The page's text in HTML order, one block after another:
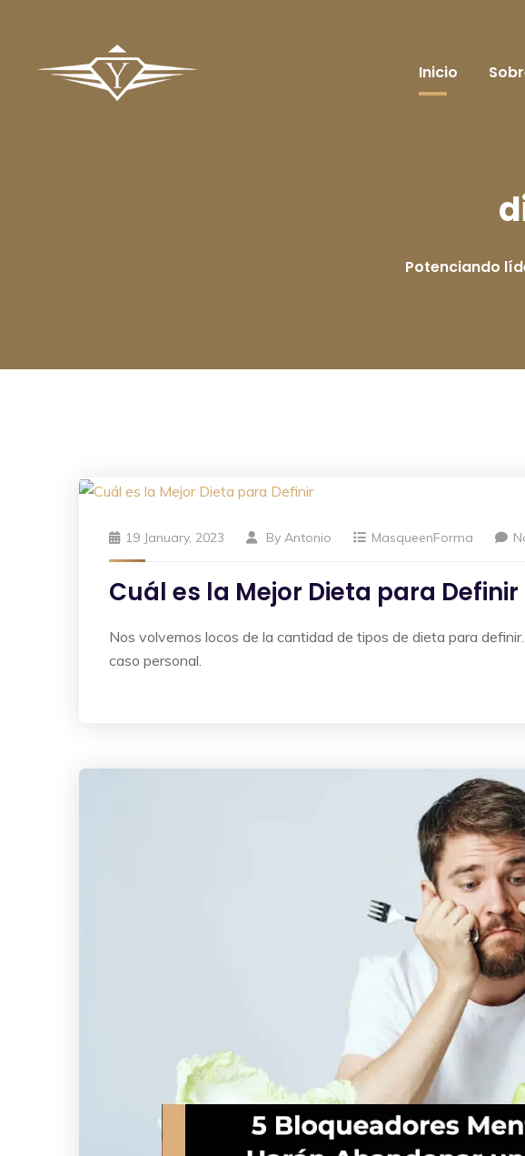
Inicio
Potenciando
19 January, 2023 By Antonio MasqueenForma
Cuál es la Mejor Dieta para Definir
Nos volvemos locos de la cantidad de tipos de dieta para
caso personal.